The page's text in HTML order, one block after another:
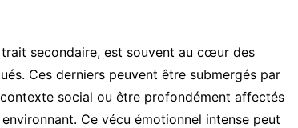
secondaire, est souvent au cœur des
Ces derniers peuvent être submergés par
social ou être profondément affectés
Ce vécu émotionnel intense peut